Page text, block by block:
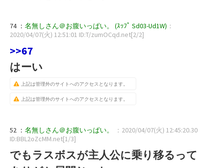
74 ： 名無しさん＠お腹いっぱい。 (ｽｯﾌﾟ Sd03-Ud1W) ：
2020/04/07(火) 12:51:01 ID:T/zumOCqd.net[2/2]
>>67
はーい
上記は管理外のサイトへのアクセスとなります。
上記は管理外のサイトへのアクセスとなります。
52 ： 名無しさん＠お腹いっぱい。
：2020/04/07(火) 12:45:20.30
ID:BBL2oZcMM.net[1/3]
でもラスボスが主人公に乗り移るって